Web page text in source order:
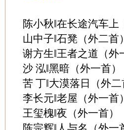
陈小秋‖在长途汽车上
山中子‖石凳（外二首）
谢方生‖王者之道（外
沙 泓‖黑暗（外一首）
苦 丁‖大漠落日（外二
李长元‖老屋（外一首）
王玺槐‖夜（外一首）